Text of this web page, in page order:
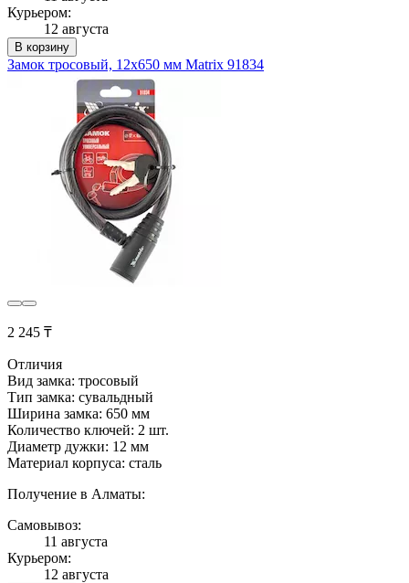
Курьером:
12 августа
В корзину
Замок тросовый, 12х650 мм Matrix 91834
2 245 ₸
Отличия
Вид замка: тросовый
Тип замка: сувальдный
Ширина замка: 650 мм
Количество ключей: 2 шт.
Диаметр дужки: 12 мм
Материал корпуса: сталь
Получение в Алматы:
Самовывоз:
11 августа
Курьером:
12 августа